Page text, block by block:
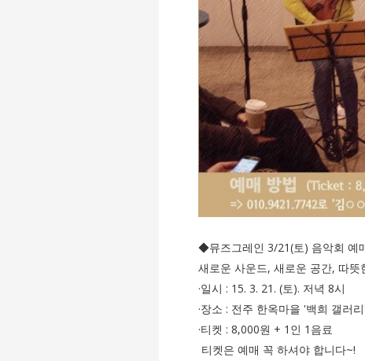
◆뮤즈그레인 3/21(토) 음악회 예
새로운 사운드, 새로운 공간, 따뜻
·일시 : 15. 3. 21. (토). 저녁 8시
·장소 : 전주 한옥마을 '백희 갤러리'
·티켓 : 8,000원 + 1인 1음료
티켓은 예매 꼭 하셔야 합니다~!